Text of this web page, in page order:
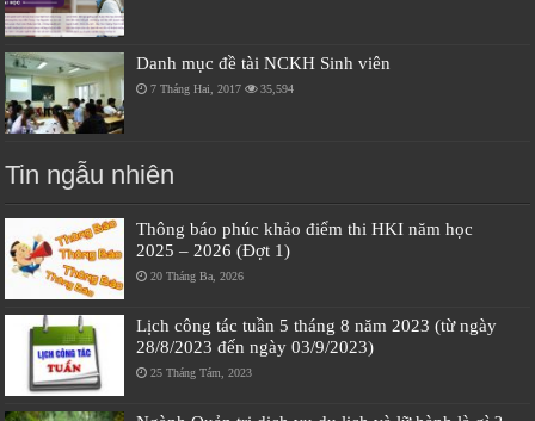
Danh mục đề tài NCKH Sinh viên
7 Tháng Hai, 2017 35,594
Tin ngẫu nhiên
Thông báo phúc khảo điểm thi HKI năm học
2025 – 2026 (Đợt 1)
20 Tháng Ba, 2026
Lịch công tác tuần 5 tháng 8 năm 2023 (từ ngày
28/8/2023 đến ngày 03/9/2023)
25 Tháng Tám, 2023